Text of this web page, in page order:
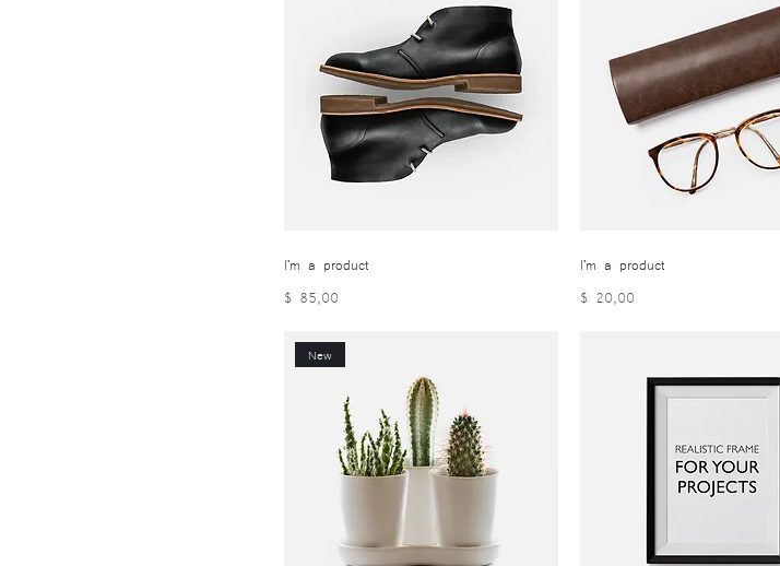
I'm a product
Precio
$ 85,00
I'm a product
Precio
$ 20,00
New